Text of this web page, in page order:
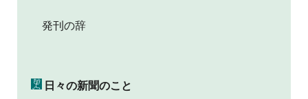
発刊の辞
日々の新聞のこと